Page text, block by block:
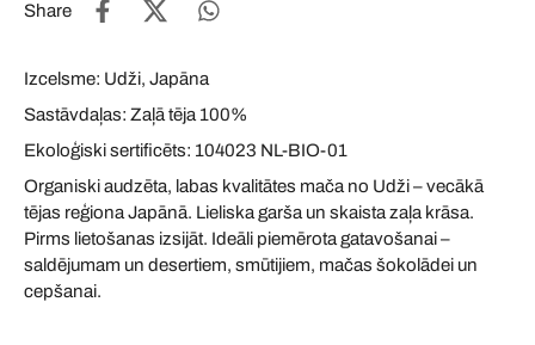
Share
Izcelsme: Udži, Japāna
Sastāvdaļas: Zaļā tēja 100%
Ekoloģiski sertificēts: 104023 NL-BIO-01
Organiski audzēta, labas kvalitātes mača no Udži – vecākā
tējas reģiona Japānā. Lieliska garša un skaista zaļa krāsa.
Pirms lietošanas izsijāt. Ideāli piemērota gatavošanai –
saldējumam un desertiem, smūtijiem, mačas šokolādei un
cepšanai.